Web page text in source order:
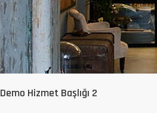
Demo Hizmet Başlığı 2